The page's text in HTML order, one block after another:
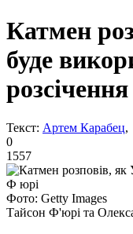
Катмен
буде
Текст: Артем Карабец,
0
1557
Фото: Getty Images
Тайсон Ф'юрі та